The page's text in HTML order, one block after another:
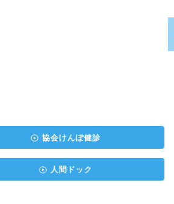
協会けんぽ健診
人間ドック